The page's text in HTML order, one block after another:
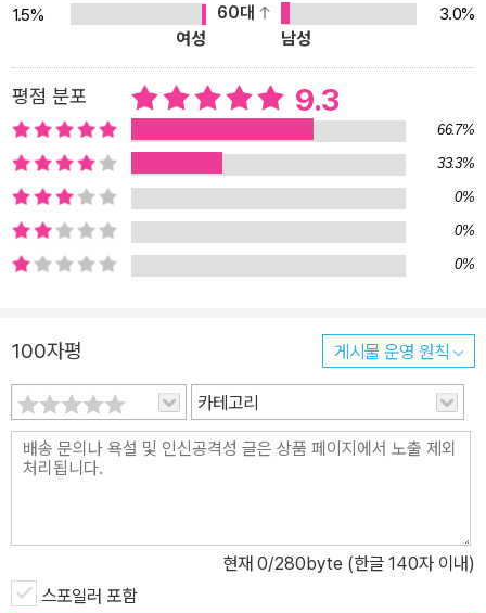
떤 기억을 불러일으킨다. 그 기억은 여성으로서 겪어야 했던 부조리
와 공포, 불안이자 여성끼리 주고받아야만 했던 외면과 상처이다. 늘
하며, 누구는 죽고 만다. 소설의 끝에서 작가가 호명하는 ‘너’라는 단
어는 우리가 잊었다고 믿고, 잊기 위해 애썼지만 여전히 무섭고 두려
운 어떤 기억이자 진실 앞에 우리를 서게 한다. 이렇듯 무거운 주제의
식에도 불구하고 소설은 의외로 담담하게 진행되는데 이는 작가의 문
체와 관련이 있다. 심사를 맡았던 정여울 작가는 이를 두고 “나는 강
화길의 직접적이고 원시적인 문체가 좋다. 이리저리 세련되게 돌려
이야기를 하려는 사람은 글에서 힘을 빼야 한다”며, “소설 《다른 사
람》은 바로 그 점을 증명한다”고 평했다. “페미니즘의 최신형 무기”
이야기를 끝낼 사람은 바로 ‘너’다 주인공 진아는 같은 회사 상사이기
도 한 남자친구로부터 몇 차례 폭행을 당한다. 견디다 못해 고소했고,
재판 끝에 가해자는 겨우 벌금 300만 원을 선고받는다. 이후에도 협
인 김미영이 진아가 남자친구를 이용한 거라며 사내게시판에서 오간
말들을 올리자 여론은 순식간에 반전돼 어느새 진아는 “맞아도 싼
1.5%
60대
3.0%
여성
남성
평점 분포 9.3
66.7%
33.3%
0%
0%
0%
100자평 게시물 운영 원칙
카테고리
현재 0/280byte (한글 140자 이내)
스포일러 포함